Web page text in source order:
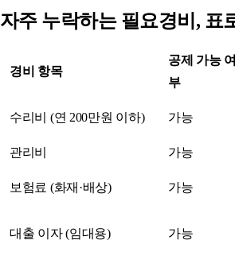
자주 누락하는 필요경비, 표
경비 항목
공제 가능 여
부
수리비 (연 200만원 이하) 가능
관리비 가능
보험료 (화재·배상) 가능
대출 이자 (임대용) 가능